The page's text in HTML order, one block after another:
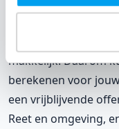
natuurlijk weten
DJ boeken uit
makkelijk. Daarom
berekenen voor
een vrijblijvende
Reet en omgeving,